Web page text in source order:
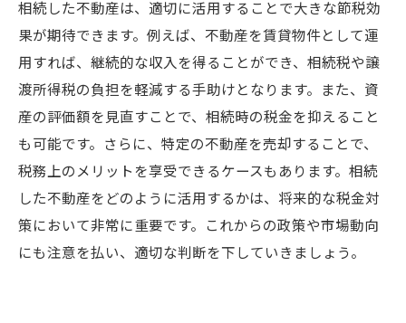
相続した不動産は、適切に活用することで大きな節税効
果が期待できます。例えば、不動産を賃貸物件として運
用すれば、継続的な収入を得ることができ、相続税や譲
渡所得税の負担を軽減する手助けとなります。また、資
産の評価額を見直すことで、相続時の税金を抑えること
も可能です。さらに、特定の不動産を売却することで、
税務上のメリットを享受できるケースもあります。相続
した不動産をどのように活用するかは、将来的な税金対
策において非常に重要です。これからの政策や市場動向
にも注意を払い、適切な判断を下していきましょう。